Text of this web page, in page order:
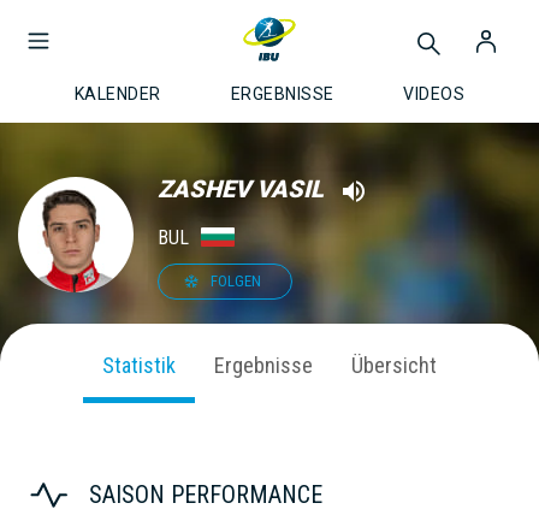
KALENDER ERGEBNISSE VIDEOS
ZASHEV VASIL
BUL
FOLGEN
Statistik Ergebnisse Übersicht
SAISON PERFORMANCE